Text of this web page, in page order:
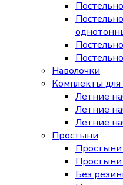
Наволочки
Комплекты для
Летние
Летние
Летние
Простыни
Простыни
Без